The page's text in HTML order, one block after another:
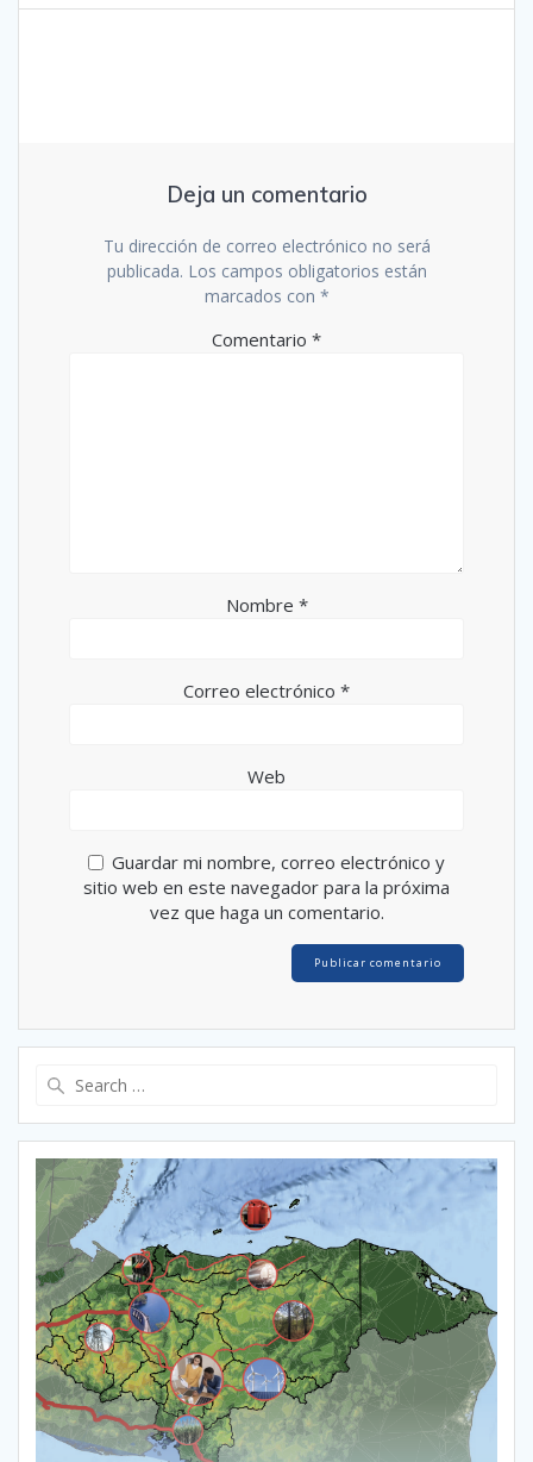
Deja un comentario
Tu dirección de correo electrónico no será
publicada. Los campos obligatorios están
marcados con *
Comentario *
Nombre *
Correo electrónico *
Web
Guardar mi nombre, correo electrónico y
sitio web en este navegador para la próxima
vez que haga un comentario.